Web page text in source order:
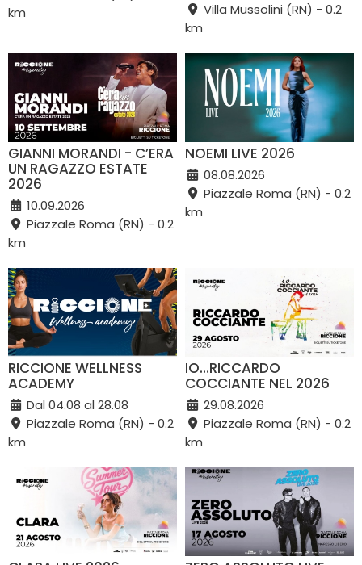
km
Villa Mussolini (RN) - 0.2
km
GIANNI MORANDI - C’ERA
UN RAGAZZO ESTATE
2026
10.09.2026
Piazzale Roma (RN) - 0.2
km
NOEMI LIVE 2026
08.08.2026
Piazzale Roma (RN) - 0.2
km
RICCIONE WELLNESS
ACADEMY
Dal 04.08 al 28.08
Piazzale Roma (RN) - 0.2
km
IO…RICCARDO
COCCIANTE NEL 2026
29.08.2026
Piazzale Roma (RN) - 0.2
km